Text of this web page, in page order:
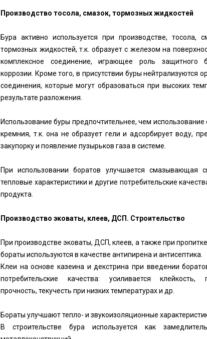
Производство тосола, смазок, тормозных жидкостей
Бура активно используется при производстве, тосола,
тормозных жидкостей, т.к. образует с железом на
комплексное соединение, играющее роль защитного
коррозии. Кроме того, в присутствии буры нейтрализуются
соединения, которые могут образоваться при высоких
результате разложения.
Использование буры предпочтительнее, чем использование
кремния, т.к. она не образует гели и адсорбирует воду,
закупорку и появление пузырьков газа в системе.
При использовании боратов улучшается смазывающая
тепловые характеристики и другие потребительские
продукта.
Производство эковаты, клеев, ДСП. Строительство
При производстве эковаты, ДСП, клеев, а также при
бораты используются в качестве антипирена и антисептика.
Клеи на основе казеина и декстрина при введении
потребительские качества: усиливается клейкость,
прочность, текучесть при низких температурах и др.
Бораты улучшают тепло- и звукоизоляционные
В строительстве бура используется как